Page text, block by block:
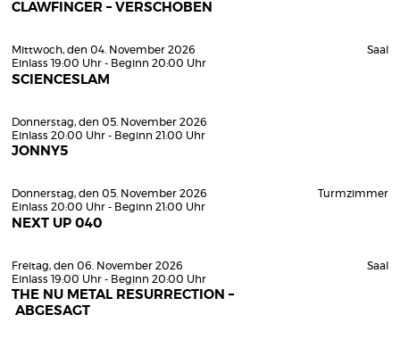
CLAWFINGER – VERSCHOBEN
Mittwoch, den 04. November 2026
Einlass 19:00 Uhr - Beginn 20:00 Uhr
SCIENCESLAM
Saal
Donnerstag, den 05. November 2026
Einlass 20:00 Uhr - Beginn 21:00 Uhr
JONNY5
Donnerstag, den 05. November 2026
Einlass 20:00 Uhr - Beginn 21:00 Uhr
NEXT UP 040
Turmzimmer
Freitag, den 06. November 2026
Einlass 19:00 Uhr - Beginn 20:00 Uhr
THE NU METAL RESURRECTION –
ABGESAGT
Saal